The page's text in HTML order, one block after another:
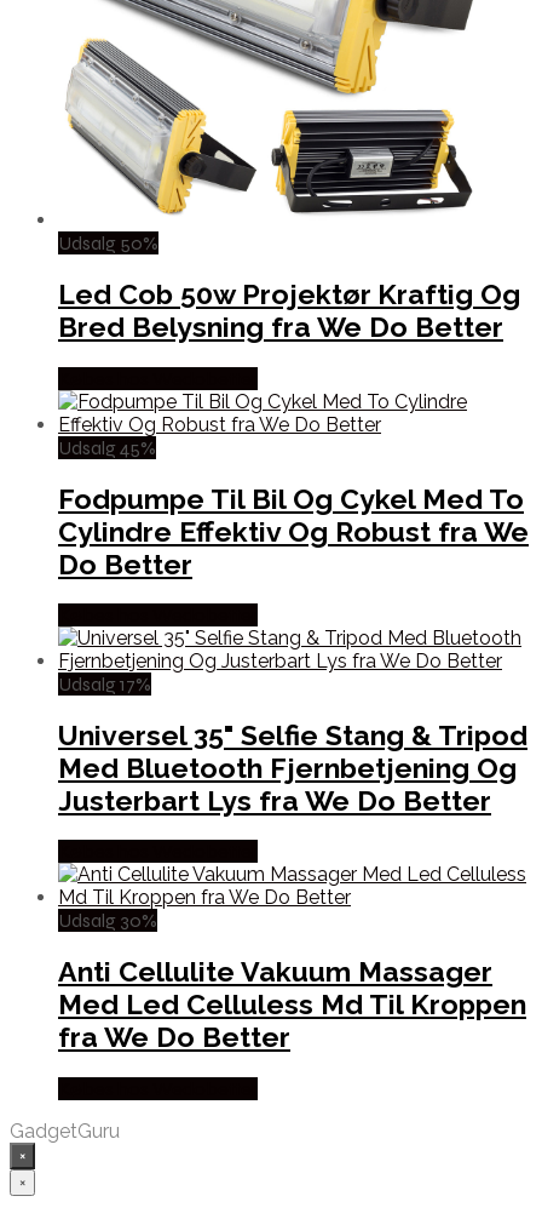
Udsalg 50%
Led Cob 50w Projektør Kraftig Og
Bred Belysning fra We Do Better
Udsalg 45%
Fodpumpe Til Bil Og Cykel Med To
Cylindre Effektiv Og Robust fra We
Do Better
Udsalg 17%
Universel 35" Selfie Stang & Tripod
Med Bluetooth Fjernbetjening Og
Justerbart Lys fra We Do Better
Udsalg 30%
Anti Cellulite Vakuum Massager
Med Led Celluless Md Til Kroppen
fra We Do Better
GadgetGuru
×
×